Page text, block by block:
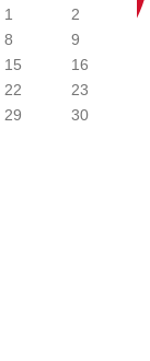
1
2
8
9
15
16
22
23
29
30